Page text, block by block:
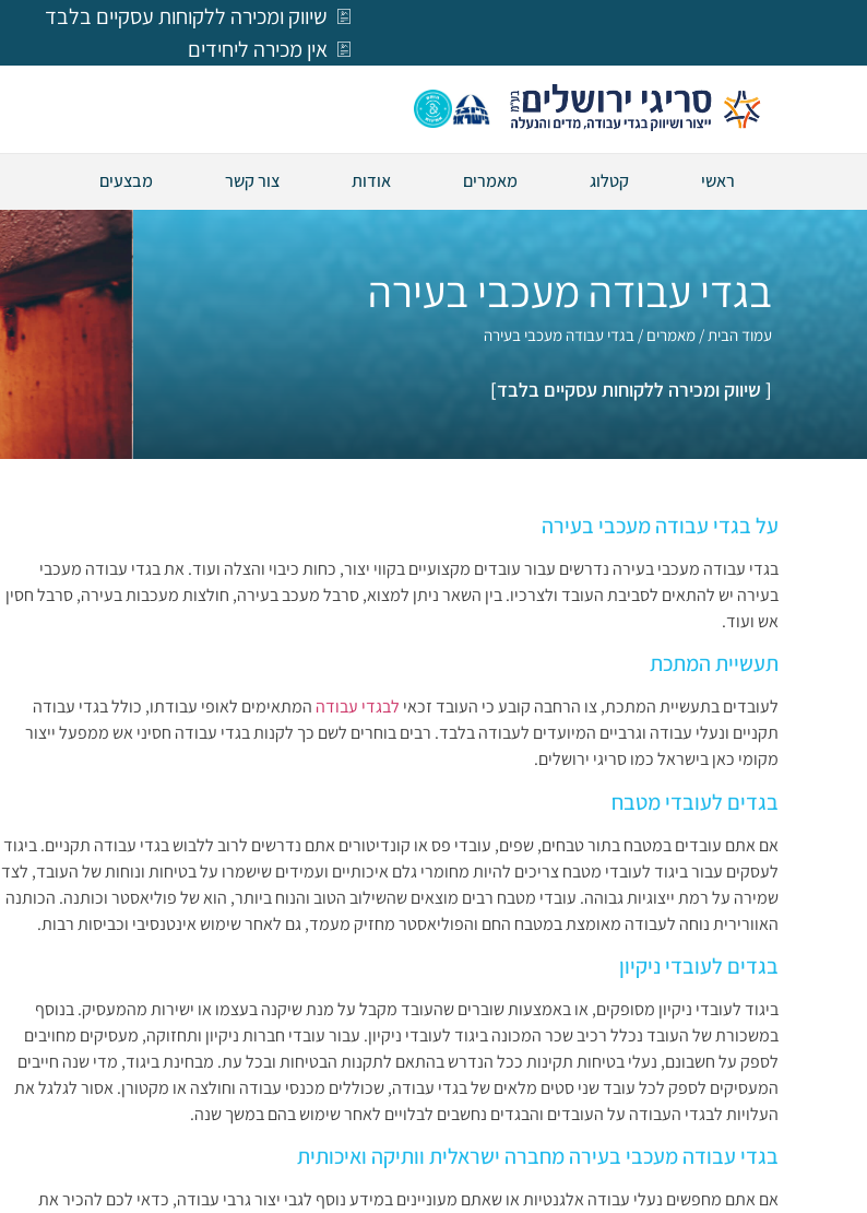
שיווק ומכירה ללקוחות עסקיים בלבד
אין מכירה ליחידים
ראשי קטלוג מאמרים אודות צור קשר מבצעים
בגדי עבודה מעכבי בעירה
עמוד הבית/מאמרים / בגדי עבודה מעכבי בעירה
[ שיווק ומכירה ללקוחות עסקיים בלבד]
על בגדי עבודה מעכבי בעירה
בגדי עבודה מעכבי בעירה נדרשים עבור עובדים מקצועיים בקווי יצור, כחות כיבוי והצלה ועוד. את בגדי עבודה מעכבי
בעירה יש להתאים לסביבת העובד ולצרכיו. בין השאר ניתן למצוא, סרבל מעכב בעירה, חולצות מעכבות בעירה, סרבל חסין
אש ועוד.
תעשיית המתכת
לעובדים בתעשיית המתכת, צו הרחבה קובע כי העובד זכאי לבגדי עבודה המתאימים לאופי עבודתו, כולל בגדי עבודה
תקניים ונעלי עבודה וגרביים המיועדים לעבודה בלבד. רבים בוחרים לשם כך לקנות בגדי עבודה חסיני אש ממפעל ייצור
מקומי כאן בישראל כמו סריגי ירושלים.
בגדים לעובדי מטבח
אם אתם עובדים במטבח בתור טבחים, שפים, עובדי פס או קונדיטורים אתם נדרשים לרוב ללבוש בגדי עבודה תקניים. ביגוד
לעסקים עבור ביגוד לעובדי מטבח צריכים להיות מחומרי גלם איכותיים ועמידים שישמרו על בטיחות ונוחות של העובד, לצד
שמירה על רמת ייצוגיות גבוהה. עובדי מטבח רבים מוצאים שהשילוב הטוב והנוח ביותר, הוא של פוליאסטר וכותנה. הכותנה
האוורירית נוחה לעבודה מאומצת במטבח החם והפוליאסטר מחזיק מעמד, גם לאחר שימוש אינטנסיבי וכביסות רבות.
בגדים לעובדי ניקיון
ביגוד לעובדי ניקיון מסופקים, או באמצעות שוברים שהעובד מקבל על מנת שיקנה בעצמו או ישירות מהמעסיק. בנוסף
במשכורת של העובד נכלל רכיב שכר המכונה ביגוד לעובדי ניקיון. עבור עובדי חברות ניקיון ותחזוקה, מעסיקים מחויבים
לספק על חשבונם, נעלי בטיחות תקינות ככל הנדרש בהתאם לתקנות הבטיחות ובכל עת. מבחינת ביגוד, מדי שנה חייבים
המעסיקים לספק לכל עובד שני סטים מלאים של בגדי עבודה, שכוללים מכנסי עבודה וחולצה או מקטורן. אסור לגלגל את
העלויות לבגדי העבודה על העובדים והבגדים נחשבים לבלויים לאחר שימוש בהם במשך שנה.
בגדי עבודה מעכבי בעירה מחברה ישראלית וותיקה ואיכותית
אם אתם מחפשים נעלי עבודה אלגנטיות או שאתם מעוניינים במידע נוסף לגבי יצור גרבי עבודה, כדאי לכם להכיר את